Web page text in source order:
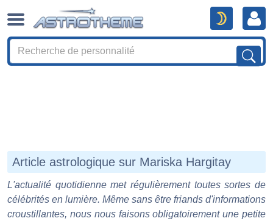
Article astrologique sur Mariska Hargitay
L'actualité quotidienne met régulièrement toutes sortes de
célébrités en lumière. Même sans être friands d'informations
croustillantes, nous nous faisons obligatoirement une petite